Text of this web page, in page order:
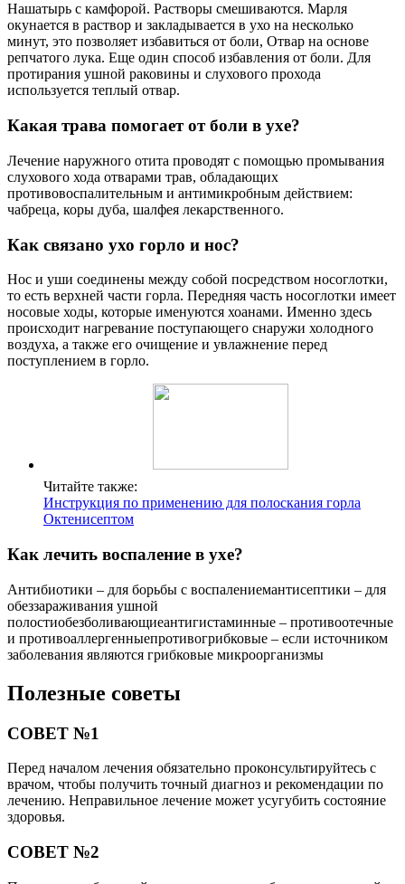
Нашатырь с камфорой. Растворы смешиваются. Марля
окунается в раствор и закладывается в ухо на несколько
минут, это позволяет избавиться от боли, Отвар на основе
репчатого лука. Еще один способ избавления от боли. Для
протирания ушной раковины и слухового прохода
используется теплый отвар.
Какая трава помогает от боли в ухе?
Лечение наружного отита проводят с помощью промывания
слухового хода отварами трав, обладающих
противовоспалительным и антимикробным действием:
чабреца, коры дуба, шалфея лекарственного.
Как связано ухо горло и нос?
Нос и уши соединены между собой посредством носоглотки,
то есть верхней части горла. Передняя часть носоглотки имеет
носовые ходы, которые именуются хоанами. Именно здесь
происходит нагревание поступающего снаружи холодного
воздуха, а также его очищение и увлажнение перед
поступлением в горло.
Читайте также:
Инструкция по применению для полоскания горла
Октенисептом
Как лечить воспаление в ухе?
Антибиотики – для борьбы с воспалениемантисептики – для
обеззараживания ушной
полостиобезболивающиеантигистаминные – противоотечные
и противоаллергенныепротивогрибковые – если источником
заболевания являются грибковые микроорганизмы
Полезные советы
СОВЕТ №1
Перед началом лечения обязательно проконсультируйтесь с
врачом, чтобы получить точный диагноз и рекомендации по
лечению. Неправильное лечение может усугубить состояние
здоровья.
СОВЕТ №2